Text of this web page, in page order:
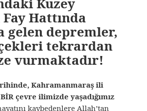
Hattında
gelen depremler,
tekrardan
vurmaktadır!
Kahramanmaraş ili
çevre ilimizde yaşadığımız
kaybedenlere Allah’tan